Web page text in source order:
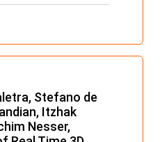
Stefano de
Itzhak
Nesser,